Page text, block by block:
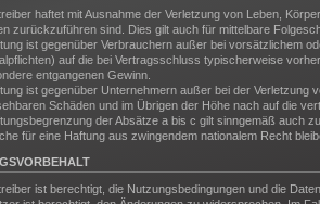
haftet mit Ausnahme der Verletzung von Leben,
zurückzuführen sind. Dies gilt auch für mittelbare
ist gegenüber Verbrauchern außer bei vorsätzlichem
auf die bei Vertragsschluss typischerweise
entgangenen Gewinn.
ist gegenüber Unternehmern außer bei der
Schäden und im Übrigen der Höhe nach auf die
der Absätze a bis c gilt sinngemäß auch
für eine Haftung aus zwingendem nationalem Recht
ist berechtigt, die Nutzungsbedingungen und die